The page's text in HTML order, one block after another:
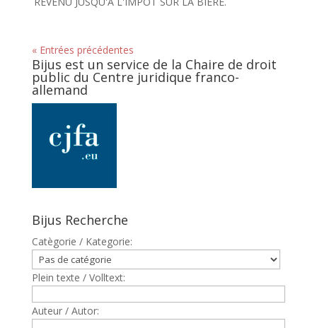
« Entrées précédentes
Bijus est un service de la Chaire de droit
public du Centre juridique franco-
allemand
Bijus Recherche
Catègorie / Kategorie:
Plein texte / Volltext:
Auteur / Autor: